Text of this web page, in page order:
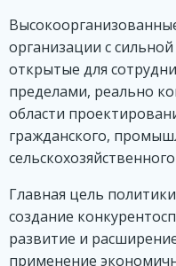
организации с
открытые для
пределами, реально
области
гражданского,
Главная цель
создание
развитие и
применение